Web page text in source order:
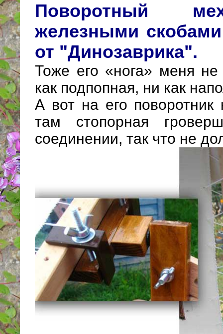
Поворотный
железными
от "Динозаврика".
Тоже его «нога» меня не
как подпопная, ни как
А вот на его поворотник
там стопорная
соединении, так что не